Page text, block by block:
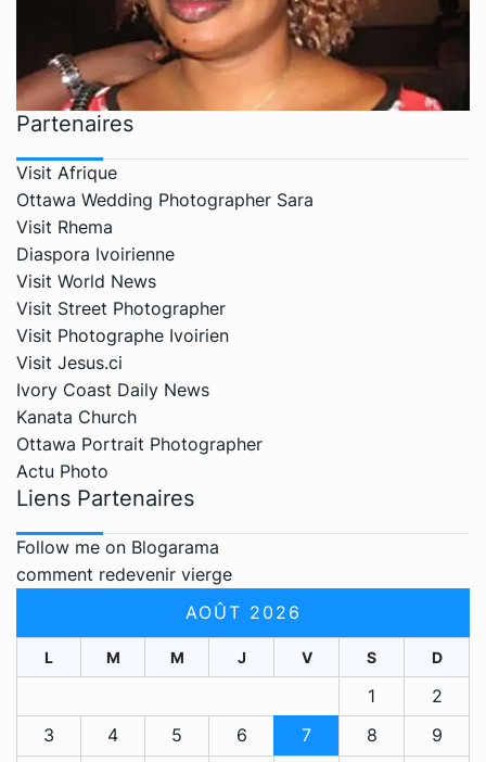
Partenaires
Visit Afrique
Ottawa Wedding Photographer Sara
Visit Rhema
Diaspora Ivoirienne
Visit World News
Visit Street Photographer
Visit Photographe Ivoirien
Visit Jesus.ci
Ivory Coast Daily News
Kanata Church
Ottawa Portrait Photographer
Actu Photo
Liens Partenaires
Follow me on Blogarama
comment redevenir vierge
AOÛT 2026
L M M J V S D
1
2
3
4 5 6 7 8
9